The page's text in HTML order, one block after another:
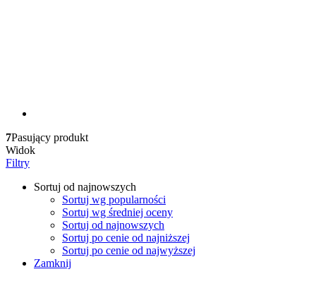
7Pasujący produkt
Widok
Filtry
Sortuj od najnowszych
Sortuj wg popularności
Sortuj wg średniej oceny
Sortuj od najnowszych
Sortuj po cenie od najniższej
Sortuj po cenie od najwyższej
Zamknij